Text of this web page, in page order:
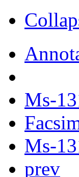
Ms-
Ms-
prev